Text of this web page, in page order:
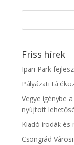
Friss hírek
Ipari Park
Pályázati
Vegye igénybe
nyújtott
Kiadó irodák és
Csongrád